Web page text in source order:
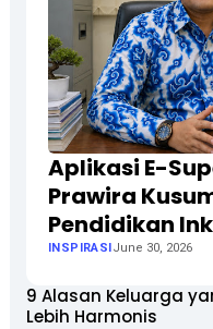
Aplikasi E-
Prawira
Pendidikan
INSPIRASIJune 30, 2026
9 Alasan Keluarga
Lebih Harmonis